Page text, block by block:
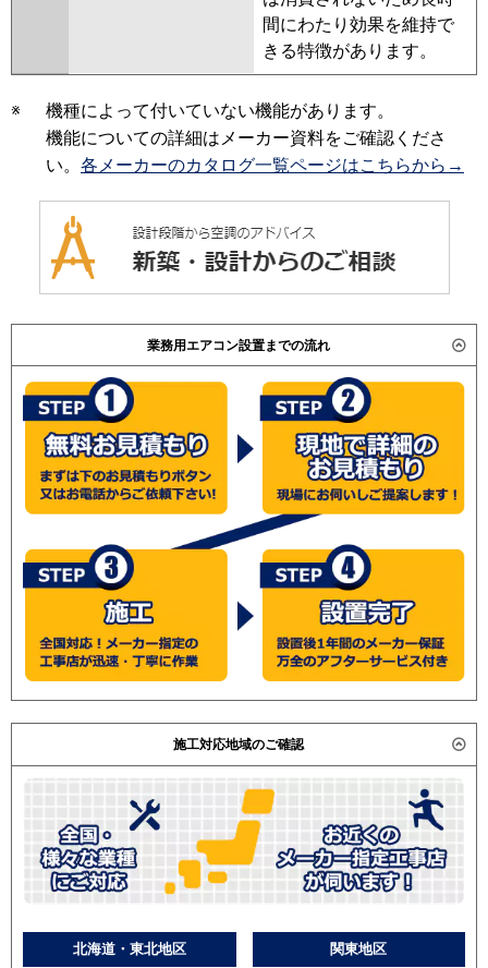
間にわたり効果を維持で
きる特徴があります。
※
機種によって付いていない機能があります。
機能についての詳細はメーカー資料をご確認くださ
い。 各メーカーのカタログ一覧ページはこちらから→
業務用エアコン設置までの流れ
施工対応地域のご確認
北海道・東北地区 関東地区